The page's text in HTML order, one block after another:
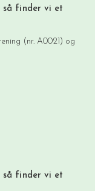
så finder vi et
(nr. A0021) og
så finder vi et